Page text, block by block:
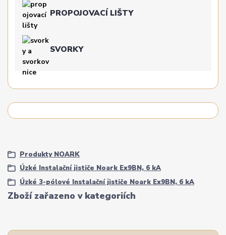
PROPOJOVACÍ LIŠTY
SVORKY
Zboží zařazeno v kategoriích
Produkty NOARK
Úzké Instalační jističe Noark Ex9BN, 6 kA
Úzké 3-pólové Instalační jističe Noark Ex9BN, 6 kA